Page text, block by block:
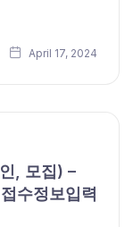
April 17, 2024
, 모집) –
수정보입력